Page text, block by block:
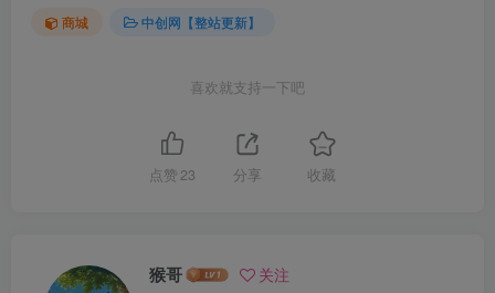
商城 中创网【整站更新】
喜欢就支持一下吧
点赞 23 分享 收藏
猴哥 关注